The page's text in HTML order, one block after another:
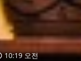
10:19 오전